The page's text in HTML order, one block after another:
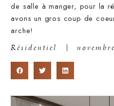
de salle à manger, pour la
avons un gros coup de
arche!
Résidentiel